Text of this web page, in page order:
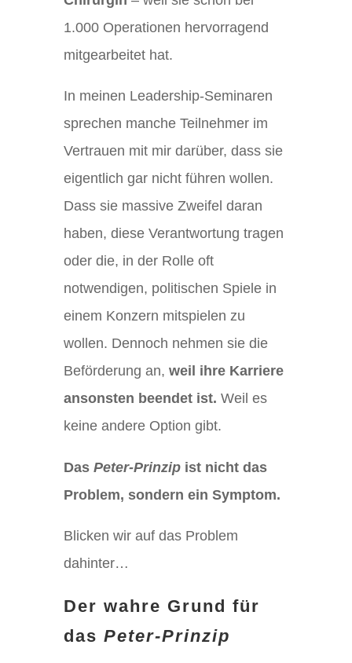
1.000 Operationen hervorragend
mitgearbeitet hat.
In meinen Leadership-Seminaren
sprechen manche Teilnehmer im
Vertrauen mit mir darüber, dass sie
eigentlich gar nicht führen wollen.
Dass sie massive Zweifel daran
haben, diese Verantwortung tragen
oder die, in der Rolle oft
notwendigen, politischen Spiele in
einem Konzern mitspielen zu
wollen. Dennoch nehmen sie die
Beförderung an, weil ihre Karriere
ansonsten beendet ist. Weil es
keine andere Option gibt.
Das Peter-Prinzipist nicht das
Problem, sondern ein Symptom.
Blicken wir auf das Problem
dahinter…
Der wahre Grund für
das Peter-Prinzip